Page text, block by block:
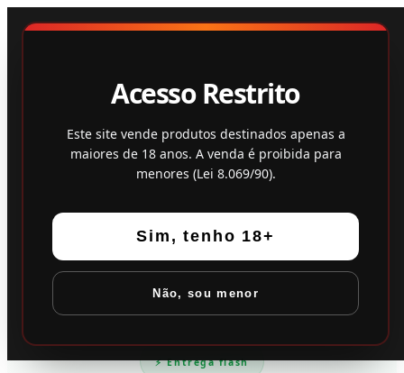
Acesso Restrito
Este site vende produtos destinados apenas a
maiores de 18 anos. A venda é proibida para
menores (Lei 8.069/90).
Sim, tenho 18+
Não, sou menor
⚡ Entrega flash